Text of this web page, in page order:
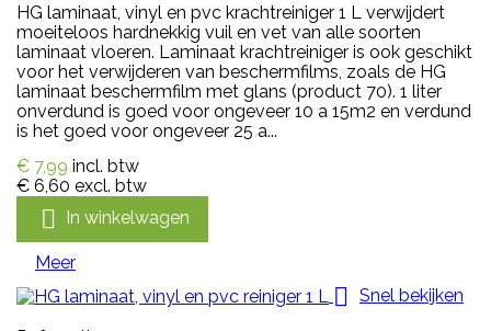
HG laminaat, vinyl en pvc krachtreiniger 1 L verwijdert
moeiteloos hardnekkig vuil en vet van alle soorten
laminaat vloeren. Laminaat krachtreiniger is ook geschikt
voor het verwijderen van beschermfilms, zoals de HG
laminaat beschermfilm met glans (product 70). 1 liter
onverdund is goed voor ongeveer 10 a 15m2 en verdund
is het goed voor ongeveer 25 a...
€ 7,99 incl. btw
€ 6,60 excl. btw
 In winkelwagen
Meer
 Snel bekijken